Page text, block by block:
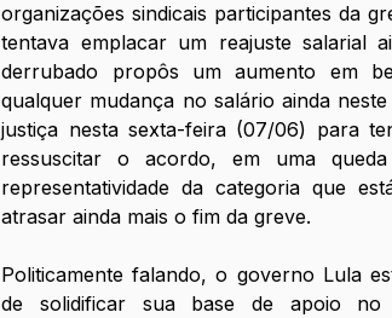
organizações sindicais participantes da
tentava emplacar um reajuste salarial
derrubado propôs um aumento em
qualquer mudança no salário ainda
justiça nesta sexta-feira (07/06) para
ressuscitar o acordo, em uma
representatividade da categoria que
atrasar ainda mais o fim da greve.
Politicamente falando, o governo Lula
de solidificar sua base de apoio